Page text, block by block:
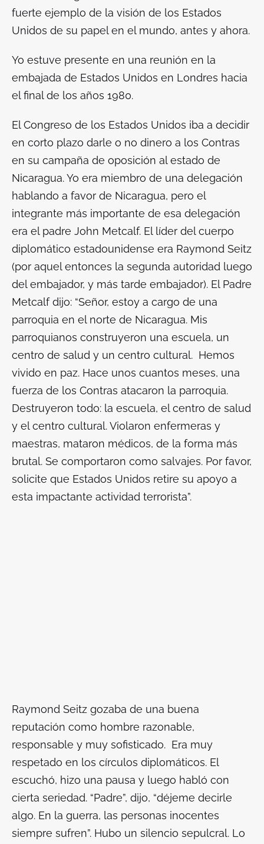
fuerte ejemplo de la visión de los Estados
Unidos de su papel en el mundo, antes y ahora.
Yo estuve presente en una reunión en la
embajada de Estados Unidos en Londres hacia
el final de los años 1980.
El Congreso de los Estados Unidos iba a decidir
en corto plazo darle o no dinero a los Contras
en su campaña de oposición al estado de
Nicaragua. Yo era miembro de una delegación
hablando a favor de Nicaragua, pero el
integrante más importante de esa delegación
era el padre John Metcalf. El líder del cuerpo
diplomático estadounidense era Raymond Seitz
(por aquel entonces la segunda autoridad luego
del embajador, y más tarde embajador). El Padre
Metcalf dijo: “Señor, estoy a cargo de una
parroquia en el norte de Nicaragua. Mis
parroquianos construyeron una escuela, un
centro de salud y un centro cultural. Hemos
vivido en paz. Hace unos cuantos meses, una
fuerza de los Contras atacaron la parroquia.
Destruyeron todo: la escuela, el centro de salud
y el centro cultural. Violaron enfermeras y
maestras, mataron médicos, de la forma más
brutal. Se comportaron como salvajes. Por favor,
solicite que Estados Unidos retire su apoyo a
esta impactante actividad terrorista”.
Raymond Seitz gozaba de una buena
reputación como hombre razonable,
responsable y muy sofisticado. Era muy
respetado en los círculos diplomáticos. El
escuchó, hizo una pausa y luego habló con
cierta seriedad. “Padre”, dijo, “déjeme decirle
algo. En la guerra, las personas inocentes
siempre sufren”. Hubo un silencio sepulcral. Lo